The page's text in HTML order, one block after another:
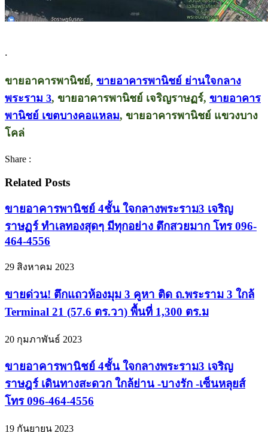
.
ขายอาคารพานิชย์, ขายอาคารพานิชย์ ย่านใจกลาง
พระราม 3, ขายอาคารพานิชย์ เจริญราษฏร์, ขายอาคาร
พานิชย์ เขตบางคอแหลม, ขายอาคารพานิชย์ แขวงบาง
โคล่
Share :
Related Posts
ขายอาคารพานิชย์ 4ชั้น ใจกลางพระราม3 เจริญ
ราษฏร์ ทำเลทองสุดๆ มีทุกอย่าง ตึกสวยมาก โทร 096-
464-4556
29 สิงหาคม 2023
ขายด่วน! ตึกแถวห้องมุม 3 คูหา ติด ถ.พระราม 3 ใกล้
Terminal 21 (57.6 ตร.วา) พื้นที่ 1,300 ตร.ม
20 กุมภาพันธ์ 2023
ขายอาคารพานิชย์ 4ชั้น ใจกลางพระราม3 เจริญ
ราษฎร์ เดินทางสะดวก ใกล้ย่าน -บางรัก -เซ็นหลุยส์
โทร 096-464-4556
19 กันยายน 2023